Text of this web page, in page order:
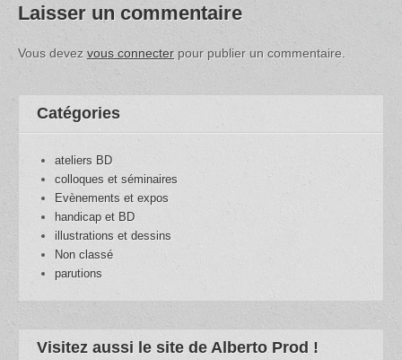
Laisser un commentaire
Vous devez vous connecter pour publier un commentaire.
Catégories
ateliers BD
colloques et séminaires
Evènements et expos
handicap et BD
illustrations et dessins
Non classé
parutions
Visitez aussi le site de Alberto Prod !